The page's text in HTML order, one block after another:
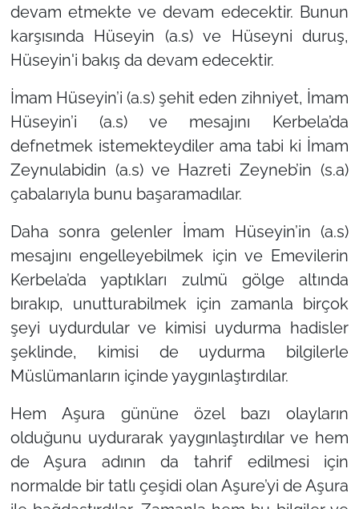
devam etmekte ve devam edecektir. Bunun
karşısında Hüseyin (a.s) ve Hüseyni duruş,
Hüseyin'i bakış da devam edecektir.
İmam Hüseyin’i (a.s) şehit eden zihniyet, İmam
Hüseyin’i (a.s) ve mesajını Kerbela’da
defnetmek istemekteydiler ama tabi ki İmam
Zeynulabidin (a.s) ve Hazreti Zeyneb’in (s.a)
çabalarıyla bunu başaramadılar.
Daha sonra gelenler İmam Hüseyin’in (a.s)
mesajını engelleyebilmek için ve Emevilerin
Kerbela’da yaptıkları zulmü gölge altında
bırakıp, unutturabilmek için zamanla birçok
şeyi uydurdular ve kimisi uydurma hadisler
şeklinde, kimisi de uydurma bilgilerle
Müslümanların içinde yaygınlaştırdılar.
Hem Aşura gününe özel bazı olayların
olduğunu uydurarak yaygınlaştırdılar ve hem
de Aşura adının da tahrif edilmesi için
normalde bir tatlı çeşidi olan Aşure’yi de Aşura